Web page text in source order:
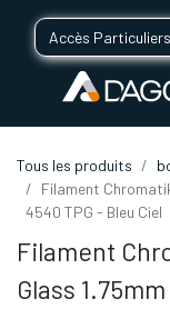
Accès Particuliers
Tous les produits
Filament
4540 TPG - Bleu Ciel
Filament
Glass